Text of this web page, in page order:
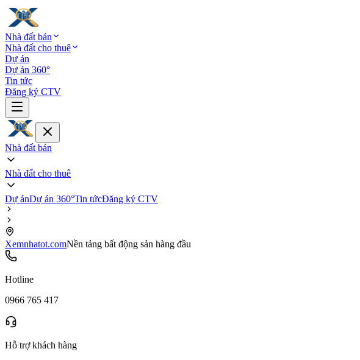
Nhà đất bán
Nhà đất cho thuê
Dự án
Dự án 360°
Tin tức
Đăng ký CTV
Nhà đất bán
Nhà đất cho thuê
Dự ánDự án 360°Tin tứcĐăng ký CTV
Xemnhatot.comNền tảng bất động sản hàng đầu
Hotline
0966 765 417
Hỗ trợ khách hàng